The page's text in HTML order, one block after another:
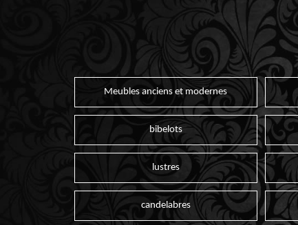
Meubles anciens et modernes
bibelots
lustres
candelabres